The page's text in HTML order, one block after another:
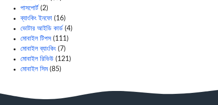
পাসপোর্ট (2)
ব্যাংকিং ইনফো (16)
ভোটার আইডি কার্ড (4)
মোবাইল টিপস (111)
মোবাইল ব্যাংকিং (7)
মোবাইল রিভিউ (121)
মোবাইল সিম(85)